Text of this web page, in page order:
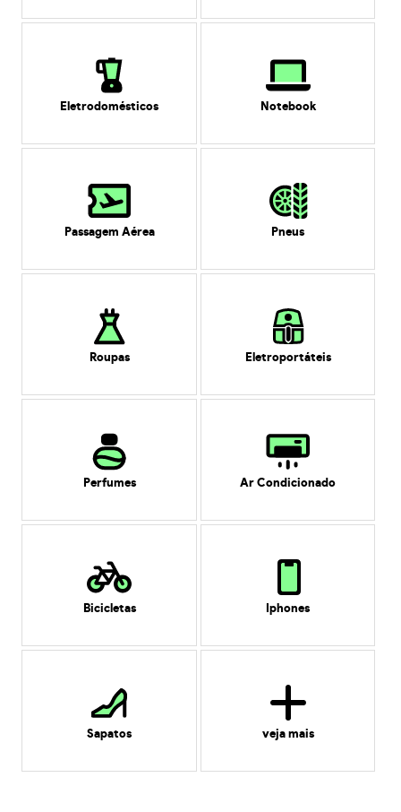
Eletrodomésticos Notebook
Passagem Aérea Pneus
Roupas Eletroportáteis
Perfumes Ar Condicionado
Bicicletas Iphones
Sapatos veja mais